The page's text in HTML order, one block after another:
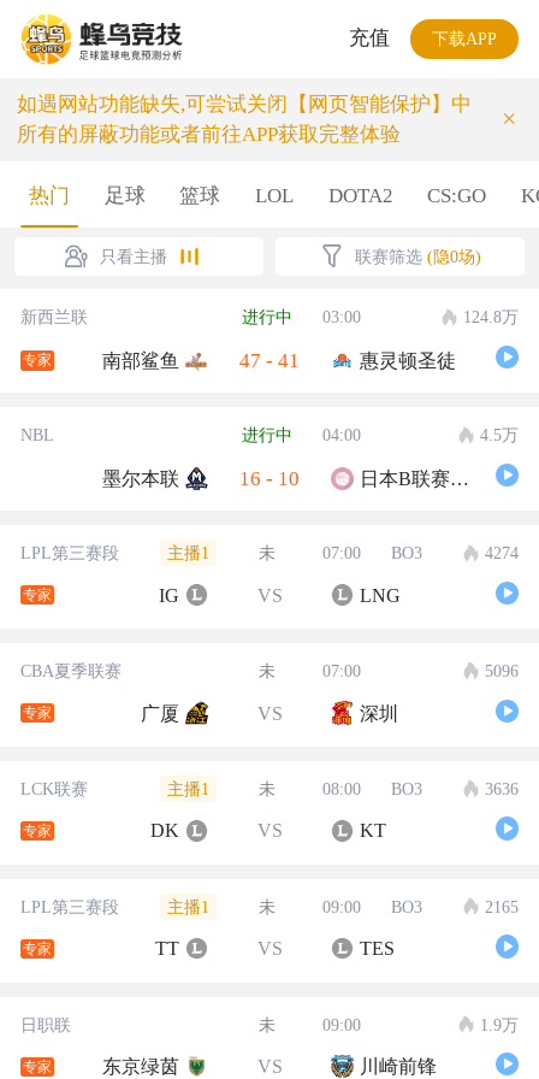
充值 下载APP
如遇网站功能缺失,可尝试关闭【网页智能保护】中
所有的屏蔽功能或者前往APP获取完整体验
×
热门 足球 篮球 LOL DOTA2 CS:GO
只看主播 联赛筛选 (隐0场)
新西兰联 进行中 03:00 124.8万
专家 南部鲨鱼 47 - 41 惠灵顿圣徒
NBL 进行中 04:00 4.5万
墨尔本联 16 - 10 日本B联赛联队
LPL第三赛段 主播1 未 07:00 BO3 4274
专家 IG VS LNG
CBA夏季联赛 未 07:00 5096
专家 广厦 VS 深圳
LCK联赛 主播1 未 08:00 BO3 3636
专家 DK VS KT
LPL第三赛段 主播1 未 09:00 BO3 2165
专家 TT VS TES
日职联 未 09:00 1.9万
专家 东京绿茵 VS 川崎前锋